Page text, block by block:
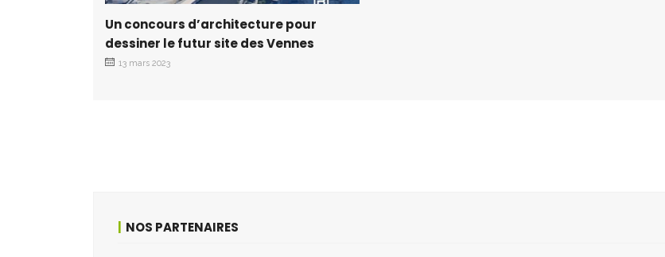
Un concours d’architecture pour
dessiner le futur site des Vennes
13 mars 2023
NOS PARTENAIRES